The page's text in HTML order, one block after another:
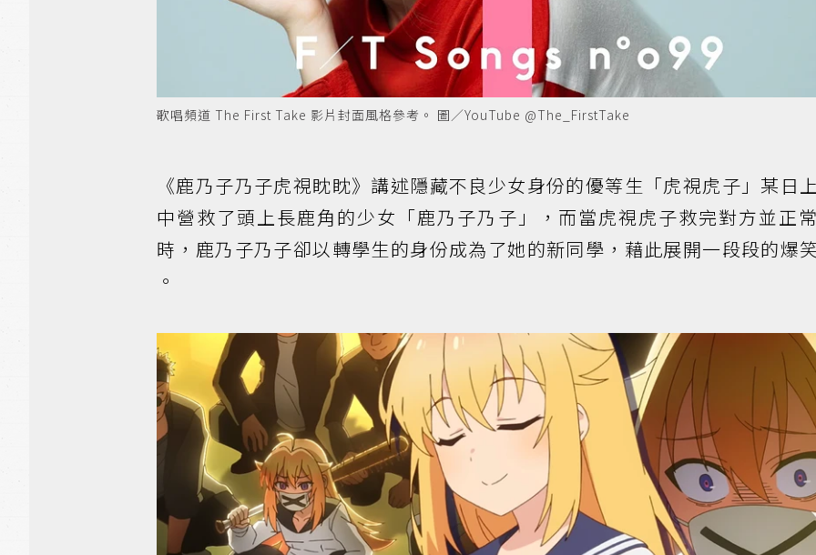
歌唱頻道 The First Take 影片封面風格參考。 圖／YouTube @The_FirstTake
《鹿乃子乃子虎視眈眈》講述隱藏不良少女身份的優等生「虎視虎子」某日
中營救了頭上長鹿角的少女「鹿乃子乃子」，而當虎視虎子救完對方並正
時，鹿乃子乃子卻以轉學生的身份成為了她的新同學，藉此展開一段段的爆
。